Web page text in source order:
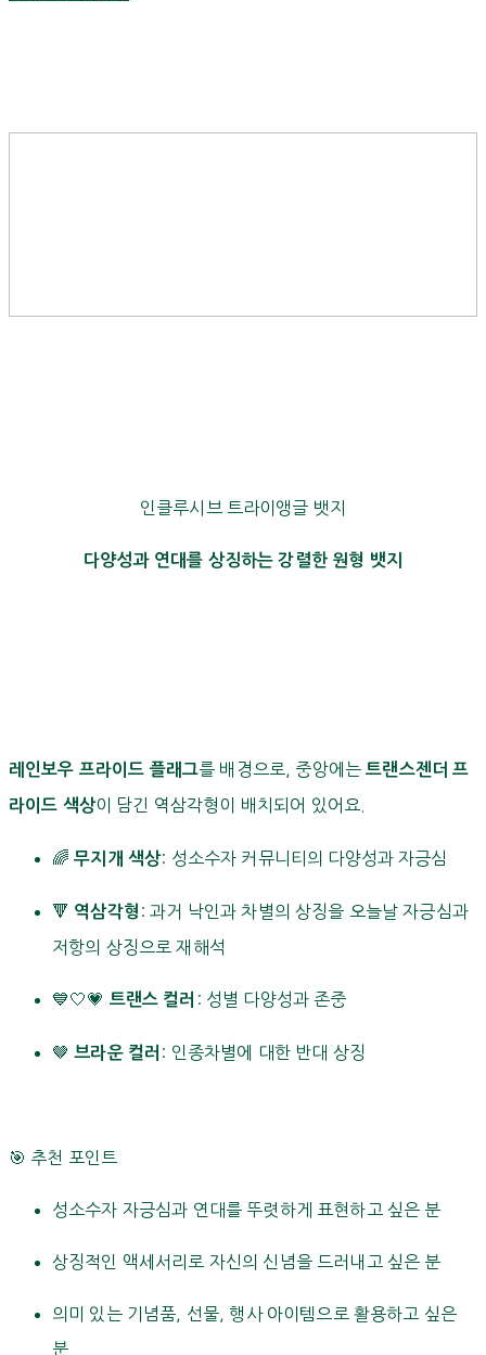
인클루시브 트라이앵글 뱃지
다양성과 연대를 상징하는 강렬한 원형 뱃지
레인보우 프라이드 플래그를 배경으로, 중앙에는트랜스젠더 프
라이드 색상이 담긴 역삼각형이 배치되어 있어요.
🌈무지개 색상: 성소수자 커뮤니티의 다양성과 자긍심
🔻 역삼각형 : 과거 낙인과 차별의 상징을 오늘날 자긍심과
저항의 상징으로 재해석
💙🤍💗 트랜스 컬러 : 성별 다양성과 존중
🤎브라운 컬러 : 인종차별에 대한 반대 상징
🎯 추천 포인트
성소수자 자긍심과 연대를 뚜렷하게 표현하고 싶은 분
상징적인 액세서리로 자신의 신념을 드러내고 싶은 분
의미 있는 기념품, 선물, 행사 아이템으로 활용하고 싶은
분